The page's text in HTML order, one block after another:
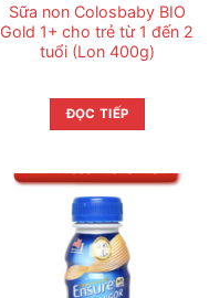
Sữa non Colosbaby BIO
Gold 1+ cho trẻ từ 1 đến 2
tuổi (Lon 400g)
ĐỌC TIẾP